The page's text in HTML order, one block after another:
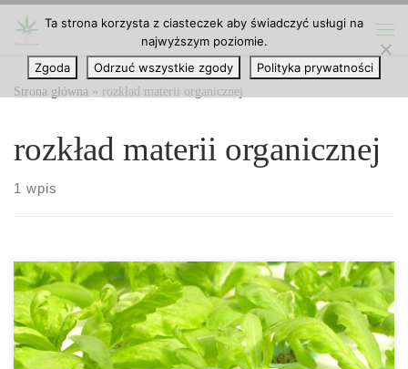
Przejdź do treści
Strona główna » rozkład materii organicznej
rozkład materii organicznej
1 wpis
Pożyteczne bakterie w hydroponice – jak mikroorganizmy
zwiększają plony i zdrowie roślin? Hydroponika to nowoczesna
technologia uprawy, która zdobywa coraz większą popularność
Ta strona korzysta z ciasteczek aby świadczyć usługi na
najwyższym poziomie.
Zgoda
Odrzuć wszystkie zgody Polityka prywatności